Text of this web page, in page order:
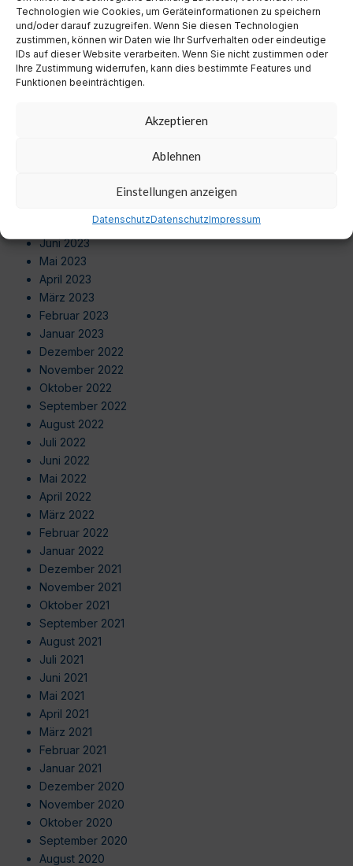
Technologien wie Cookies, um Geräteinformationen zu speichern
und/oder darauf zuzugreifen. Wenn Sie diesen Technologien
zustimmen, können wir Daten wie Ihr Surfverhalten oder eindeutige
IDs auf dieser Website verarbeiten. Wenn Sie nicht zustimmen oder
Ihre Zustimmung widerrufen, kann dies bestimmte Features und
Funktionen beeinträchtigen.
Akzeptieren
Ablehnen
Einstellungen anzeigen
DatenschutzDatenschutzImpressum
Juli 2024
Juni 2024
Mai 2024
April 2024
März 2024
September 2023
Juni 2023
Mai 2023
April 2023
März 2023
Februar 2023
Januar 2023
Dezember 2022
November 2022
Oktober 2022
September 2022
August 2022
Juli 2022
Juni 2022
Mai 2022
April 2022
März 2022
Februar 2022
Januar 2022
Dezember 2021
November 2021
Oktober 2021
September 2021
August 2021
Juli 2021
Juni 2021
Mai 2021
April 2021
März 2021
Februar 2021
Januar 2021
Dezember 2020
November 2020
Oktober 2020
September 2020
August 2020